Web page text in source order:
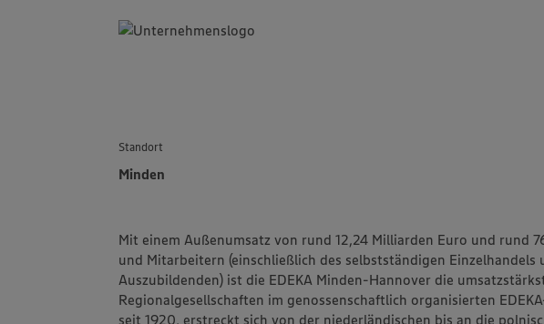
Standort
Minden
Mit einem Außenumsatz von rund 12,24 Milliarden Euro und rund
und Mitarbeitern (einschließlich des selbstständigen Einzelhandels
Auszubildenden) ist die EDEKA Minden-Hannover die
Regionalgesellschaften im genossenschaftlich organisierten
seit 1920, erstreckt sich von der niederländischen bis an die